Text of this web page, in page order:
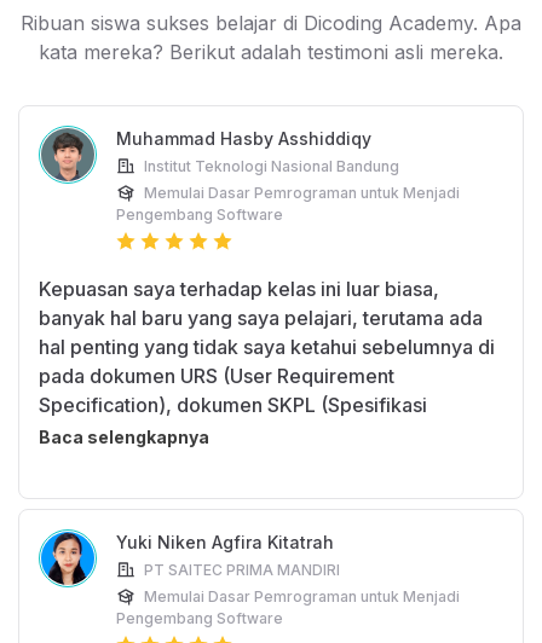
Ribuan siswa sukses belajar di Dicoding Academy. Apa
kata mereka? Berikut adalah testimoni asli mereka.
Muhammad Hasby Asshiddiqy
Institut Teknologi Nasional Bandung
Memulai Dasar Pemrograman untuk Menjadi
Pengembang Software
Kepuasan saya terhadap kelas ini luar biasa,
banyak hal baru yang saya pelajari, terutama ada
hal penting yang tidak saya ketahui sebelumnya di
pada dokumen URS (User Requirement
Specification), dokumen SKPL (Spesifikasi
Kebutuhan Perangkat Lunak), dan dokumentasi
Baca selengkapnya
Yuki Niken Agfira Kitatrah
PT SAITEC PRIMA MANDIRI
Memulai Dasar Pemrograman untuk Menjadi
Pengembang Software